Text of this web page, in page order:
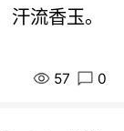
流香玉。
57 0